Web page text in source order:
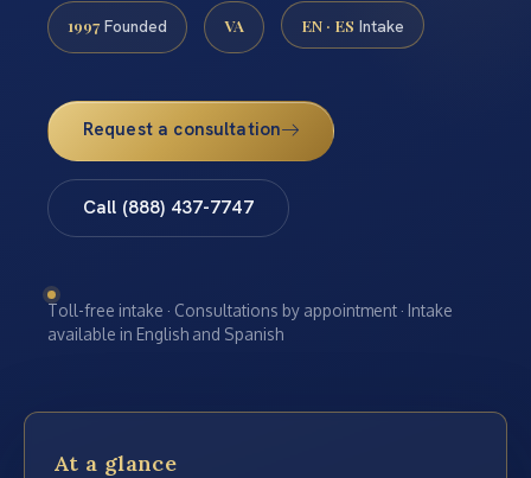
1997 Founded VA EN · ES Intake
Request a consultation
Call (888) 437-7747
Toll-free intake · Consultations by appointment · Intake
available in English and Spanish
At a glance